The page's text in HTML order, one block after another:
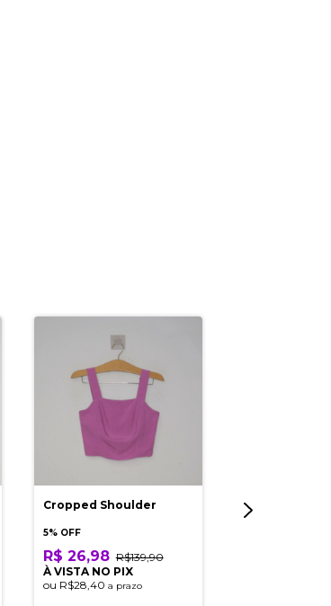
Cropped Shoulder
5% OFF
R$ 26,98 R$139,90
À VISTA NO PIX
ou R$28,40 a prazo